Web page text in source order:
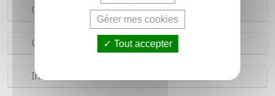
Conseils d'utilisation
Composition
Indications
Gérer mes cookies
Tout accepter